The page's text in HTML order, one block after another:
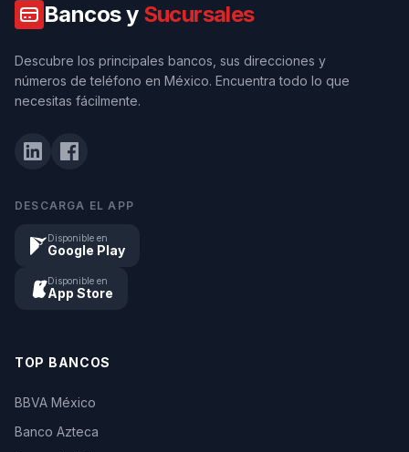
Bancos y Sucursales
Descubre los principales bancos, sus direcciones y
números de teléfono en México. Encuentra todo lo que
necesitas fácilmente.
DESCARGA EL APP
Disponible en
Google Play
Disponible en
App Store
TOP BANCOS
BBVA México
Banco Azteca